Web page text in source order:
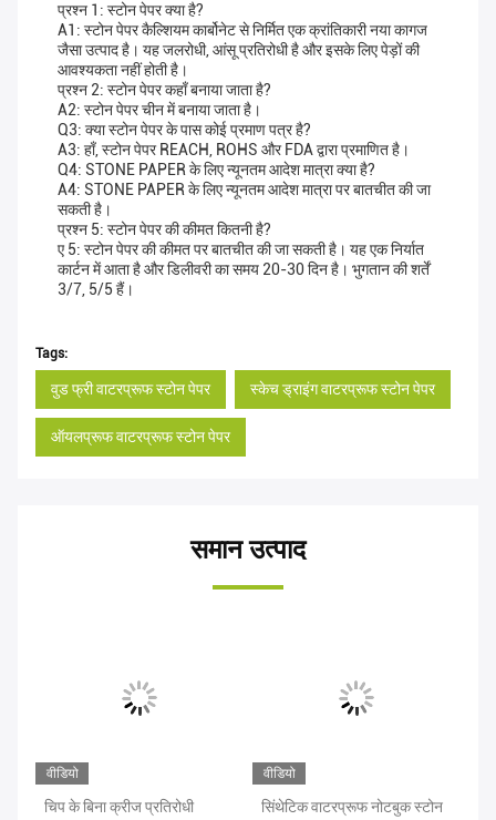
प्रश्न 1: स्टोन पेपर क्या है?
A1: स्टोन पेपर कैल्शियम कार्बोनेट से निर्मित एक क्रांतिकारी नया कागज
जैसा उत्पाद है। यह जलरोधी, आंसू प्रतिरोधी है और इसके लिए पेड़ों की
आवश्यकता नहीं होती है।
प्रश्न 2: स्टोन पेपर कहाँ बनाया जाता है?
A2: स्टोन पेपर चीन में बनाया जाता है।
Q3: क्या स्टोन पेपर के पास कोई प्रमाण पत्र है?
A3: हाँ, स्टोन पेपर REACH, ROHS और FDA द्वारा प्रमाणित है।
Q4: STONE PAPER के लिए न्यूनतम आदेश मात्रा क्या है?
A4: STONE PAPER के लिए न्यूनतम आदेश मात्रा पर बातचीत की जा
सकती है।
प्रश्न 5: स्टोन पेपर की कीमत कितनी है?
ए 5: स्टोन पेपर की कीमत पर बातचीत की जा सकती है। यह एक निर्यात
कार्टन में आता है और डिलीवरी का समय 20-30 दिन है। भुगतान की शर्तें
3/7, 5/5 हैं।
Tags:
वुड फ्री वाटरप्रूफ स्टोन पेपर स्केच ड्राइंग वाटरप्रूफ स्टोन पेपर
ऑयलप्रूफ वाटरप्रूफ स्टोन पेपर
समान उत्पाद
वीडियो
चिप के बिना क्रीज प्रतिरोधी
वीडियो
सिंथेटिक वाटरप्रूफ नोटबुक स्टोन